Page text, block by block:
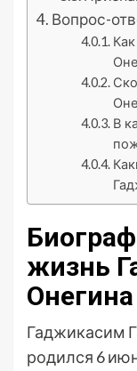
Вопрос-
В
жизнь
Онегина
Гаджикасим
родился 6